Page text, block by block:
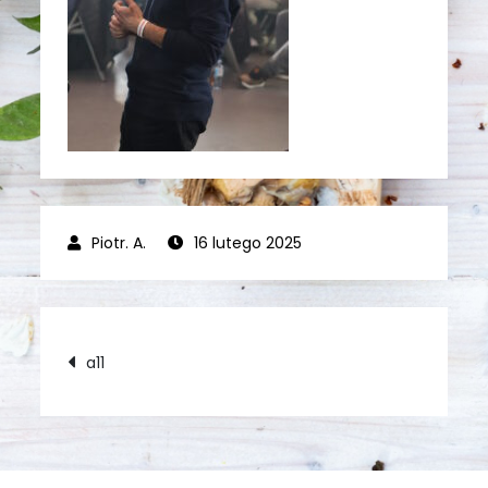
16 lutego 2025
Nawigacja
wpisu
a11